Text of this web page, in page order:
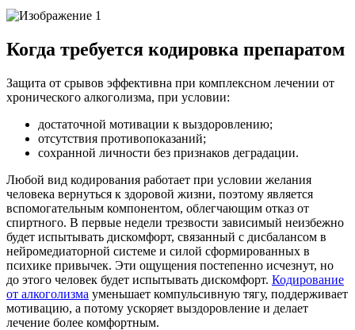
Когда требуется кодировка препаратом
Защита от срывов эффективна при комплексном лечении от
хронического алкоголизма, при условии:
достаточной мотивации к выздоровлению;
отсутствия противопоказаний;
сохранной личности без признаков деградации.
Любой вид кодирования работает при условии желания
человека вернуться к здоровой жизни, поэтому является
вспомогательным компонентом, облегчающим отказ от
спиртного. В первые недели трезвости зависимый неизбежно
будет испытывать дискомфорт, связанный с дисбалансом в
нейромедиаторной системе и силой сформированных в
психике привычек. Эти ощущения постепенно исчезнут, но
до этого человек будет испытывать дискомфорт. Кодирование
от алкоголизма уменьшает компульсивную тягу, поддерживает
мотивацию, а потому ускоряет выздоровление и делает
лечение более комфортным.